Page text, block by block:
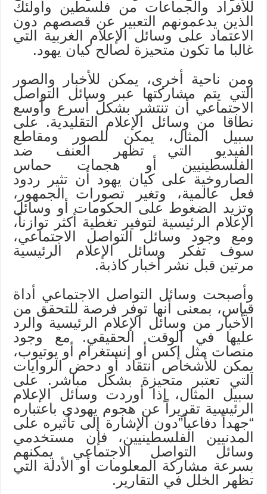
للأفراد والجماعات من فلسطين وأولئك
الذين يدعمونهم التعبير عن قصصهم دون
الاعتماد على وسائل الإعلام الغربية التي
غالبا ما تكون متحيزة لصالح كيان يهود.
ومن ناحية أخرى، يمكن للأخبار والصور
التي يتم مشاركتها عبر وسائل التواصل
الاجتماعي أن تنتشر بشكل أسرع وأوسع
نطاقا من وسائل الإعلام التقليدية. على
سبيل المثال، يمكن للصور ومقاطع
الفيديو التي تظهر العنف ضد
الفلسطينيين أو هجمات حماس
الصاروخية على كيان يهود أن تثير ردود
فعل عالمية، وتغير تصورات الجمهور،
وتزيد الضغوط على الحكومات أو وسائل
الإعلام الرئيسية لتوفير تغطية أكثر توازناً،
ومع وجود وسائل التواصل الاجتماعي،
سوف تفكر وسائل الإعلام الرئيسية
مرتين قبل نشر أخبار كاذبة.
وأصبحت وسائل التواصل الاجتماعي أداة
قياس، بمعنى أنها توفر فرصة للتحقق من
الأخبار من وسائل الإعلام الرئيسية والرد
عليها في الوقت الحقيقي. مع وجود
منصات مثل إكس أو إنستغرام أو يوتيوب،
يمكن للأشخاص انتقاد أو دحض الروايات
التي تعتبر متحيزة بشكل مباشر. على
سبيل المثال، إذا أوردت وسائل الإعلام
الرئيسية تقريراً عن هجوم يهودي باعتباره
“جهداً دفاعياً”دون الإشارة إلى تأثيره على
المدنيين الفلسطينيين، فإن مستخدمي
وسائل التواصل الاجتماعي يمكنهم
بسرعة مشاركة المعلومات أو الأدلة التي
تظهر الخلل في التقارير.